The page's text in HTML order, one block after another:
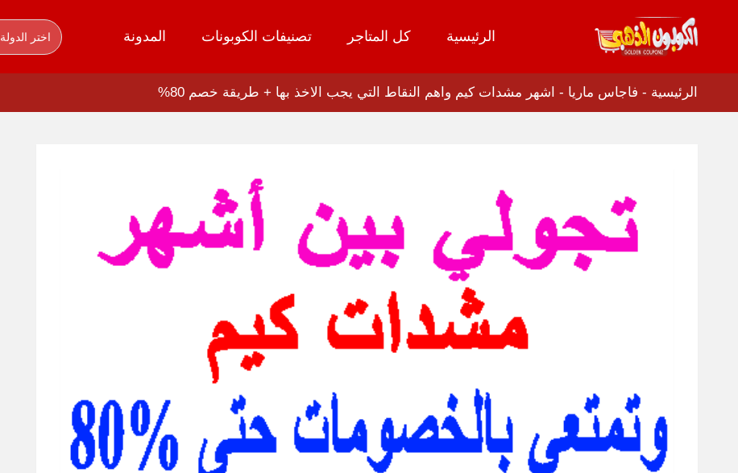
تخطي
المحتوى
الرئيسية كل المتاجر تصنيفات الكوبونات المدونة اختر الدولة
الرئيسية - فاجاس ماريا - اشهر مشدات كيم واهم النقاط التي يجب الاخذ بها + طريقة خصم 80%